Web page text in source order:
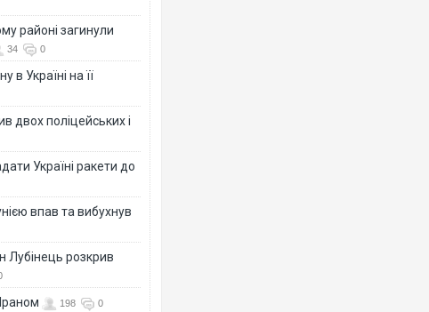
районі загинули
34 0
в Україні на її
двох поліцейських і
Україні ракети до
впав та вибухнув
Лубінець розкрив
198 0